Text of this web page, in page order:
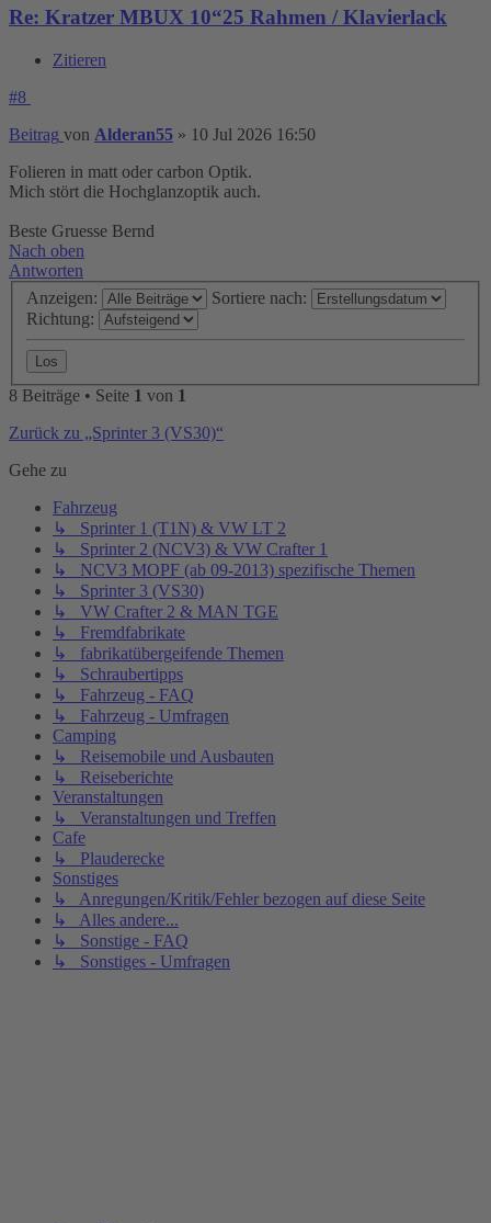
Re: Kratzer MBUX 10“25 Rahmen / Klavierlack
Zitieren
#8
Beitrag von Alderan55 » 10 Jul 2026 16:50
Folieren in matt oder carbon Optik.
Mich stört die Hochglanzoptik auch.
Beste Gruesse Bernd
Nach oben
Antworten
Anzeigen:
Sortiere nach:
Richtung:
8 Beiträge • Seite 1 von 1
Zurück zu „Sprinter 3 (VS30)“
Gehe zu
Fahrzeug
↳ Sprinter 1 (T1N) & VW LT 2
↳ Sprinter 2 (NCV3) & VW Crafter 1
↳ NCV3 MOPF (ab 09-2013) spezifische Themen
↳ Sprinter 3 (VS30)
↳ VW Crafter 2 & MAN TGE
↳ Fremdfabrikate
↳ fabrikatübergeifende Themen
↳ Schraubertipps
↳ Fahrzeug - FAQ
↳ Fahrzeug - Umfragen
Camping
↳ Reisemobile und Ausbauten
↳ Reiseberichte
Veranstaltungen
↳ Veranstaltungen und Treffen
Cafe
↳ Plauderecke
Sonstiges
↳ Anregungen/Kritik/Fehler bezogen auf diese Seite
↳ Alles andere...
↳ Sonstige - FAQ
↳ Sonstiges - Umfragen